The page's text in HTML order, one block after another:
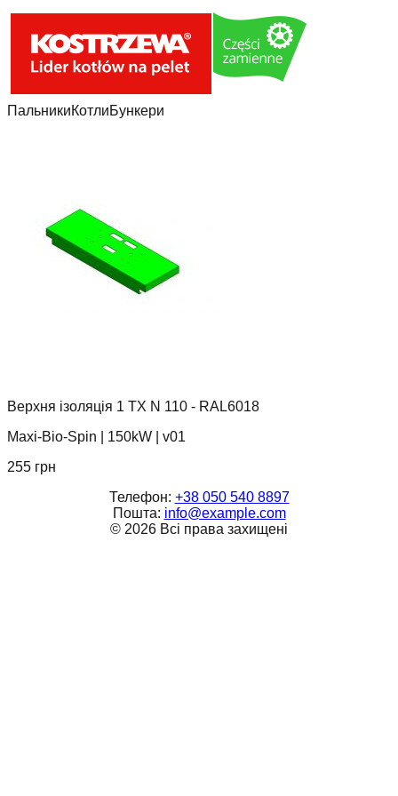
ПальникиКотлиБункери
Верхня ізоляція 1 TX N 110 - RAL6018
Maxi-Bio-Spin
150kW
v01
255 грн
Телефон: +38 050 540 8897
Пошта: info@example.com
© 2026 Всі права захищені